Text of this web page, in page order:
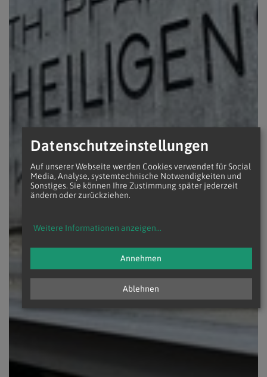
Datenschutzeinstellungen
Auf unserer Webseite werden Cookies verwendet für Social
Media, Analyse, systemtechnische Notwendigkeiten und
Sonstiges. Sie können Ihre Zustimmung später jederzeit
ändern oder zurückziehen.
Weitere Informationen anzeigen...
Ablehnen
Annehmen